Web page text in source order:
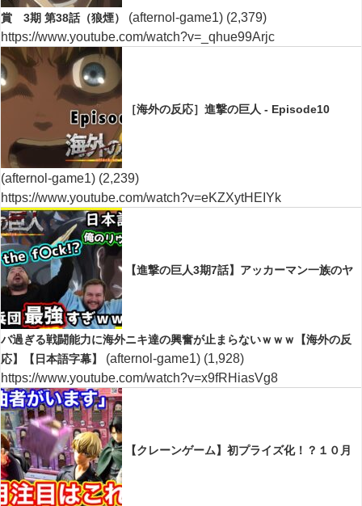
賞 3期 第38話（狼煙） (afternol-game1) (2,379)
https://www.youtube.com/watch?v=_qhue99Arjc
［海外の反応］進撃の巨人 - Episode10
(afternol-game1) (2,239)
https://www.youtube.com/watch?v=eKZXytHEIYk
【進撃の巨人3期7話】アッカーマン一族のヤ
バ過ぎる戦闘能力に海外ニキ達の興奮が止まらないｗｗｗ【海外の反
応】【日本語字幕】
(afternol-game1) (1,928)
https://www.youtube.com/watch?v=x9fRHiasVg8
【クレーンゲーム】初プライズ化！？１０月